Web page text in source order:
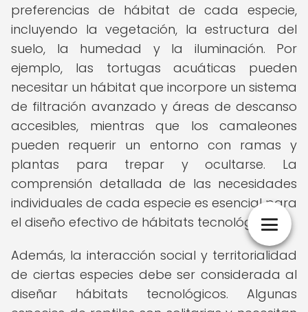
preferencias de hábitat de cada especie,
incluyendo la vegetación, la estructura del
suelo, la humedad y la iluminación. Por
ejemplo, las tortugas acuáticas pueden
necesitar un hábitat que incorpore un sistema
de filtración avanzado y áreas de descanso
accesibles, mientras que los camaleones
pueden requerir un entorno con ramas y
plantas para trepar y ocultarse. La
comprensión detallada de las necesidades
individuales de cada especie es esencial para
el diseño efectivo de hábitats tecnológicos.
Además, la interacción social y territorialidad
de ciertas especies debe ser considerada al
diseñar hábitats tecnológicos. Algunas